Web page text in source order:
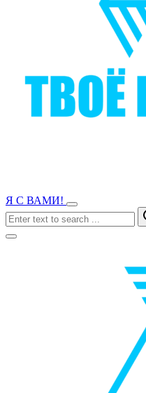
Я С ВАМИ!
Search